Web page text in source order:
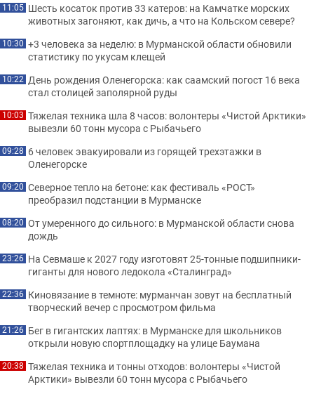
11:05 Шесть косаток против 33 катеров: на Камчатке морских
животных загоняют, как дичь, а что на Кольском севере?
10:30 +3 человека за неделю: в Мурманской области обновили
статистику по укусам клещей
10:22 День рождения Оленегорска: как саамский погост 16 века
стал столицей заполярной руды
10:03 Тяжелая техника шла 8 часов: волонтеры «Чистой Арктики»
вывезли 60 тонн мусора с Рыбачьего
09:28 6 человек эвакуировали из горящей трехэтажки в
Оленегорске
09:20 Северное тепло на бетоне: как фестиваль «РОСТ»
преобразил подстанции в Мурманске
08:20 От умеренного до сильного: в Мурманской области снова
дождь
23:26 На Севмаше к 2027 году изготовят 25-тонные подшипники-
гиганты для нового ледокола «Сталинград»
22:36 Киновязание в темноте: мурманчан зовут на бесплатный
творческий вечер с просмотром фильма
21:26 Бег в гигантских лаптях: в Мурманске для школьников
открыли новую спортплощадку на улице Баумана
20:38 Тяжелая техника и тонны отходов: волонтеры «Чистой
Арктики» вывезли 60 тонн мусора с Рыбачьего